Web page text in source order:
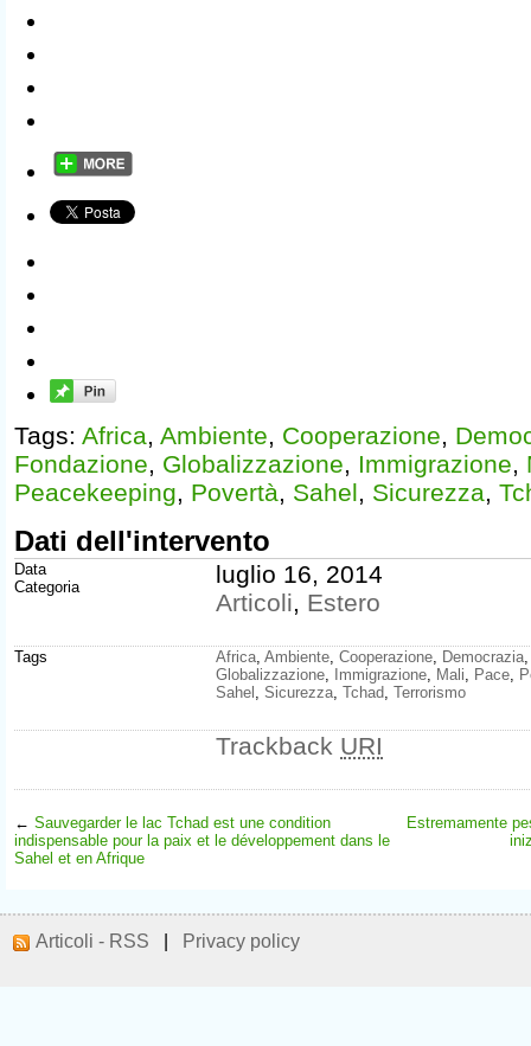
Tags: Africa, Ambiente, Cooperazione,
Fondazione, Globalizzazione, Immigrazione,
Peacekeeping, Povertà, Sahel, Sicurezza,
Dati dell'intervento
Data
Categoria
luglio 16, 2014
Articoli, Estero
Tags Africa, Ambiente, Cooperazione, Democrazia
Globalizzazione, Immigrazione, Mali, Pace,
Sahel , Sicurezza, Tchad, Terrorismo
Trackback URI
← Sauvegarder le lac Tchad est une condition
indispensable pour la paix et le développement dans le
Sahel et en Afrique
Estremamente
Articoli - RSS Privacy policy